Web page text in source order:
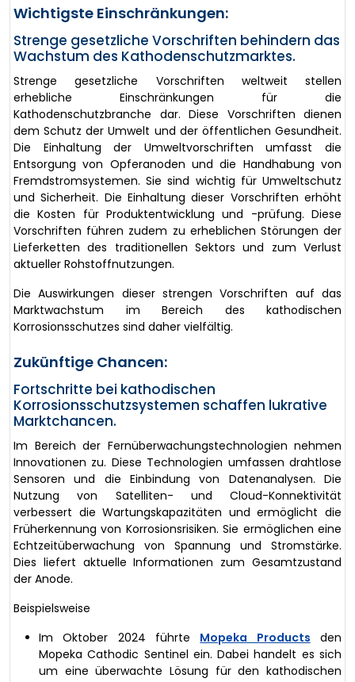
Wichtigste Einschränkungen:
Strenge gesetzliche Vorschriften behindern das
Wachstum des Kathodenschutzmarktes.
Strenge gesetzliche Vorschriften weltweit stellen
erhebliche Einschränkungen für die
Kathodenschutzbranche dar. Diese Vorschriften dienen
dem Schutz der Umwelt und der öffentlichen Gesundheit.
Die Einhaltung der Umweltvorschriften umfasst die
Entsorgung von Opferanoden und die Handhabung von
Fremdstromsystemen. Sie sind wichtig für Umweltschutz
und Sicherheit. Die Einhaltung dieser Vorschriften erhöht
die Kosten für Produktentwicklung und -prüfung. Diese
Vorschriften führen zudem zu erheblichen Störungen der
Lieferketten des traditionellen Sektors und zum Verlust
aktueller Rohstoffnutzungen.
Die Auswirkungen dieser strengen Vorschriften auf das
Marktwachstum im Bereich des kathodischen
Korrosionsschutzes sind daher vielfältig.
Zukünftige Chancen:
Fortschritte bei kathodischen
Korrosionsschutzsystemen schaffen lukrative
Marktchancen.
Im Bereich der Fernüberwachungstechnologien nehmen
Innovationen zu. Diese Technologien umfassen drahtlose
Sensoren und die Einbindung von Datenanalysen. Die
Nutzung von Satelliten- und Cloud-Konnektivität
verbessert die Wartungskapazitäten und ermöglicht die
Früherkennung von Korrosionsrisiken. Sie ermöglichen eine
Echtzeitüberwachung von Spannung und Stromstärke.
Dies liefert aktuelle Informationen zum Gesamtzustand
der Anode.
Beispielsweise
Im Oktober 2024 führte Mopeka Products den
Mopeka Cathodic Sentinel ein. Dabei handelt es sich
um eine überwachte Lösung für den kathodischen